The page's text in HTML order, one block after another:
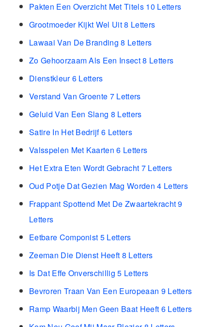
Pakten Een Overzicht Met Titels 10 Letters
Grootmoeder Kijkt Wel Uit 8 Letters
Lawaai Van De Branding 8 Letters
Zo Gehoorzaam Als Een Insect 8 Letters
Dienstkleur 6 Letters
Verstand Van Groente 7 Letters
Geluid Van Een Slang 8 Letters
Satire In Het Bedrijf 6 Letters
Valsspelen Met Kaarten 6 Letters
Het Extra Eten Wordt Gebracht 7 Letters
Oud Potje Dat Gezien Mag Worden 4 Letters
Frappant Spottend Met De Zwaartekracht 9
Letters
Eetbare Componist 5 Letters
Zeeman Die Dienst Heeft 8 Letters
Is Dat Effe Onverschillig 5 Letters
Bevroren Traan Van Een Europeaan 9 Letters
Ramp Waarbij Men Geen Baat Heeft 6 Letters